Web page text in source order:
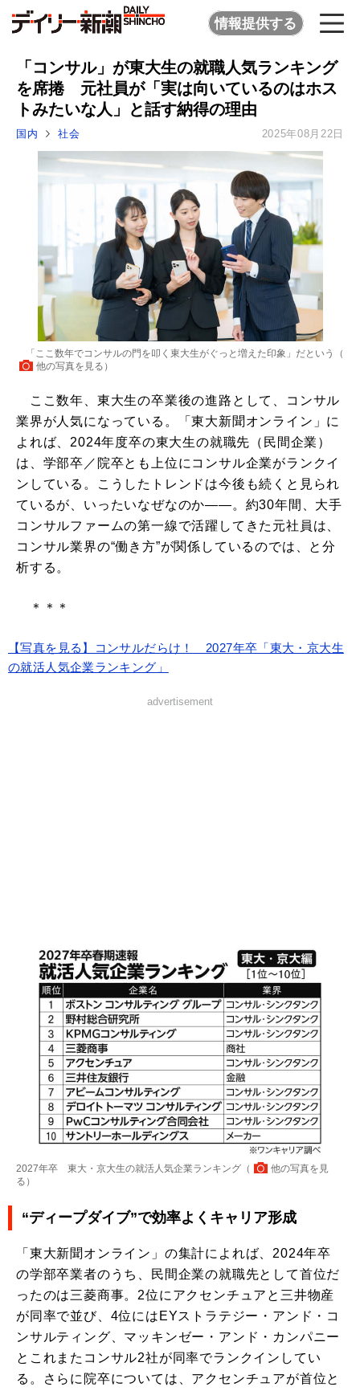
情報提供する
「コンサル」が東大生の就職人気ランキング
を席捲 元社員が「実は向いているのはホス
トみたいな人」と話す納得の理由
国内 社会 2025年08月22日
「ここ数年でコンサルの門を叩く東大生がぐっと増えた印象」だという（
他の写真を見る ）
ここ数年、東大生の卒業後の進路として、コンサル
業界が人気になっている。「東大新聞オンライン」に
よれば、2024年度卒の東大生の就職先（民間企業）
は、学部卒／院卒とも上位にコンサル企業がランクイ
ンしている。こうしたトレンドは今後も続くと見られ
ているが、いったいなぜなのか――。約30年間、大手
コンサルファームの第一線で活躍してきた元社員は、
コンサル業界の“働き方”が関係しているのでは、と分
析する。
＊＊＊
【写真を見る】コンサルだらけ！ 2027年卒「東大・京大生
の就活人気企業ランキング」
advertisement
2027年卒 東大・京大生の就活人気企業ランキング（
他の写真を見
る ）
“ディープダイブ”で効率よくキャリア形成
「東大新聞オンライン」の集計によれば、2024年卒
の学部卒業者のうち、民間企業の就職先として首位だ
ったのは三菱商事。2位にアクセンチュアと三井物産
が同率で並び、4位にはEYストラテジー・アンド・コ
ンサルティング、マッキンゼー・アンド・カンパニー
とこれまたコンサル2社が同率でランクインしてい
る。さらに院卒については、アクセンチュアが首位と